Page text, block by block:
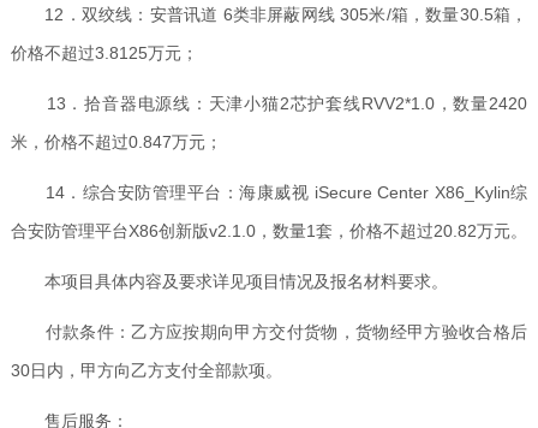
12．双绞线：安普讯道 6类非屏蔽网线 305米/箱，数量30.5箱，
价格不超过3.8125万元；
13．拾音器电源线：天津小猫2芯护套线RVV2*1.0，数量2420
米，价格不超过0.847万元；
14．综合安防管理平台：海康威视 iSecure Center X86_Kylin综
合安防管理平台X86创新版v2.1.0，数量1套，价格不超过20.82万元。
本项目具体内容及要求详见项目情况及报名材料要求。
付款条件：乙方应按期向甲方交付货物，货物经甲方验收合格后
30日内，甲方向乙方支付全部款项。
售后服务：